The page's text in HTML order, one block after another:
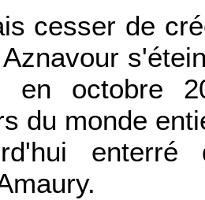
cesser de
en octobre
du monde